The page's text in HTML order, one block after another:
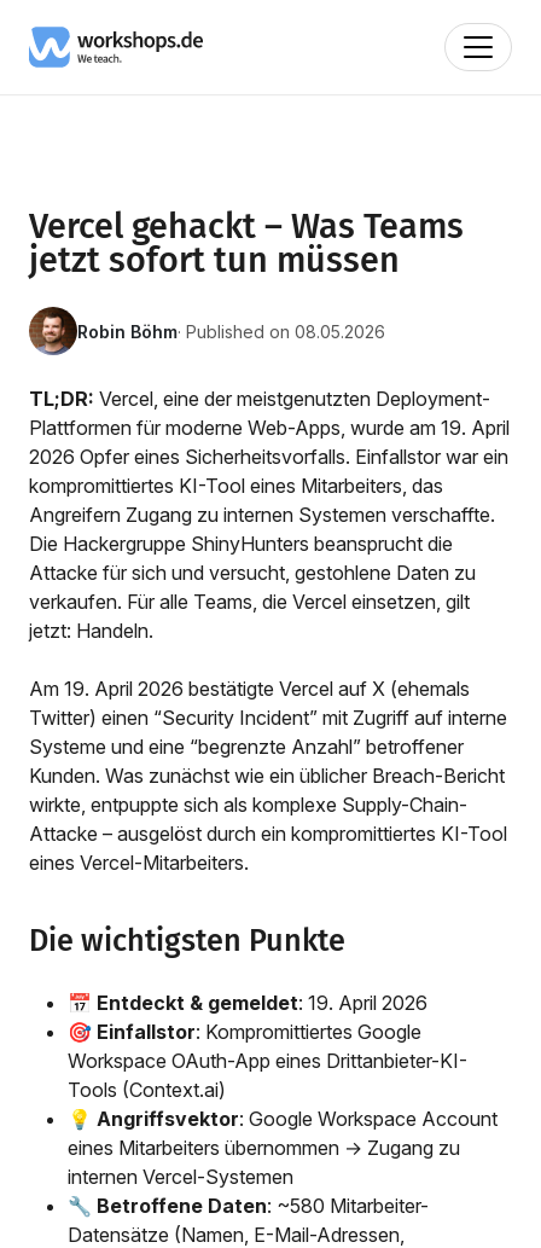
Vercel gehackt – Was Teams
jetzt sofort tun müssen
Robin Böhm· Published on 08.05.2026
TL;DR: Vercel, eine der meistgenutzten Deployment-
Plattformen für moderne Web-Apps, wurde am 19. April
2026 Opfer eines Sicherheitsvorfalls. Einfallstor war ein
kompromittiertes KI-Tool eines Mitarbeiters, das
Angreifern Zugang zu internen Systemen verschaffte.
Die Hackergruppe ShinyHunters beansprucht die
Attacke für sich und versucht, gestohlene Daten zu
verkaufen. Für alle Teams, die Vercel einsetzen, gilt
jetzt: Handeln.
Am 19. April 2026 bestätigte Vercel auf X (ehemals
Twitter) einen “Security Incident” mit Zugriff auf interne
Systeme und eine “begrenzte Anzahl” betroffener
Kunden. Was zunächst wie ein üblicher Breach-Bericht
wirkte, entpuppte sich als komplexe Supply-Chain-
Attacke – ausgelöst durch ein kompromittiertes KI-Tool
eines Vercel-Mitarbeiters.
Die wichtigsten Punkte
📅 Entdeckt & gemeldet: 19. April 2026
🎯 Einfallstor: Kompromittiertes Google
Workspace OAuth-App eines Drittanbieter-KI-
Tools (Context.ai)
💡 Angriffsvektor: Google Workspace Account
eines Mitarbeiters übernommen → Zugang zu
internen Vercel-Systemen
🔧 Betroffene Daten: ~580 Mitarbeiter-
Datensätze (Namen, E-Mail-Adressen,